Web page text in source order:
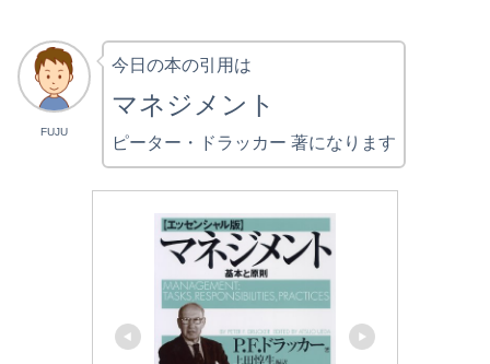
FUJU
今日の本の引用は
マネジメント
ピーター・ドラッカー 著になります